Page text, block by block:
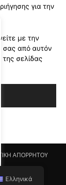
για την
με την
σας από αυτόν
της σελίδας
ΑΠΟΡΡΗΤΟΥ
Ελληνικά